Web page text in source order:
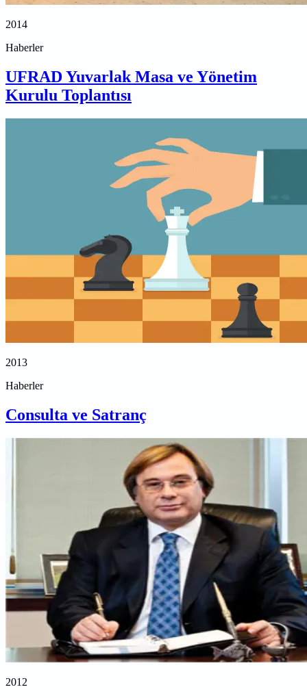
2014
Haberler
UFRAD Yuvarlak Masa ve Yönetim
Kurulu Toplantısı
2013
Haberler
Consulta ve Satranç
2012